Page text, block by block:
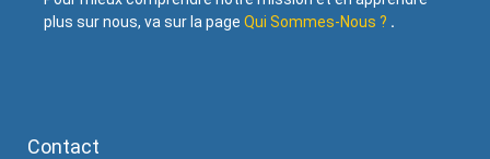
plus sur nous, va sur la page Qui Sommes-Nous ? .
Contact